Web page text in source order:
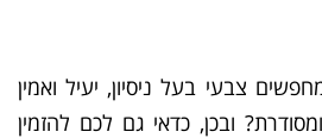
צבעי בעל ניסיון, יעיל ואמין
ובכן, כדאי גם לכם להזמין